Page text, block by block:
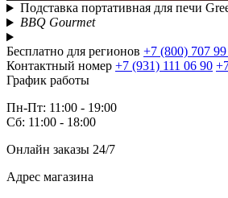
Подставка портативная для печи
BBQ Gourmet
Бесплатно для регионов +7 (800) 707
Контактный номер +7 (931) 111 06 90
График работы
Пн-Пт: 11:00 - 19:00
Сб: 11:00 - 18:00
Онлайн заказы 24/7
Адрес магазина